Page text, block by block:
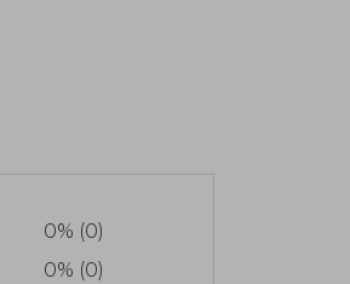
0% (0)
0% (0)